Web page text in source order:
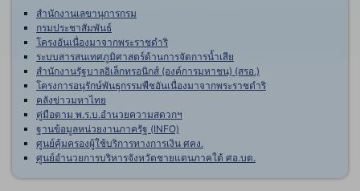
สำนักงานเลขานุการกรม
กรมประชาสัมพันธ์
โครงอันเนื่องมาจากพระราชดำริ
ระบบสารสนเทศภูมิศาสตร์ด้านการจัดการน้ำเสีย
สำนักงานรัฐบาลอิเล็กทรอนิกส์ (องค์การมหาชน) (สรอ.)
โครงการอนุรักษ์พันธุกรรมพืชอันเนื่องมาจากพระราชดำริ
คลังข่าวมหาไทย
คู่มือตาม พ.ร.บ.อำนวยความสดวกฯ
ฐานข้อมูลหน่วยงานภาครัฐ (INFO)
ศูนย์คุ้มครองผู้ใช้บริการทางการเงิน ศคง.
ศูนย์อำนวยการบริหารจังหวัดชายแดนภาคใต้ ศอ.บต.